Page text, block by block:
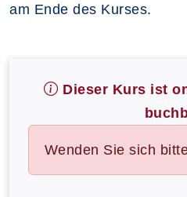
am Ende des Kurses.
Dieser Kurs ist
Wenden Sie sich